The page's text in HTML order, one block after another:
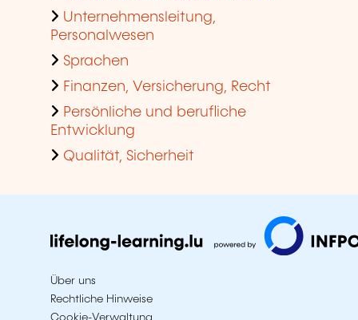
Unternehmensleitung,
Personalwesen
Sprachen
Finanzen, Versicherung, Recht
Persönliche und berufliche
Entwicklung
Qualität, Sicherheit
Über uns
Rechtliche Hinweise
Cookie-Verwaltung